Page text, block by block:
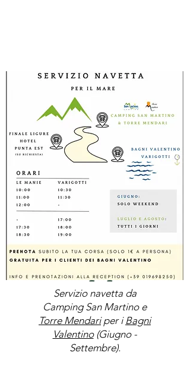
Wallpaper
Servizio navetta da
Camping San Martino e
Torre Mendariper iBagni
Valentino(Giugno -
Settembre).